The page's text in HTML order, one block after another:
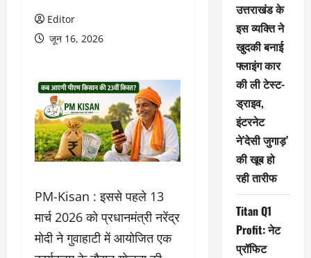
Editor
जून 16, 2026
PM-Kisan : इससे पहले 13
मार्च 2026 को प्रधानमंत्री नरेंद्र
मोदी ने गुवाहाटी में आयोजित एक
उत्तराखंड के
इस व्यक्ति ने
खुदकी बनाई
फ्लाइंग कार
की ली टेस्ट-
ड्राइव,
इंटरनेट
ने’देसी जुगाड़’
की खूब हो
रही तारीफ
Titan Q1
Profit: नेट
प्रॉफिट